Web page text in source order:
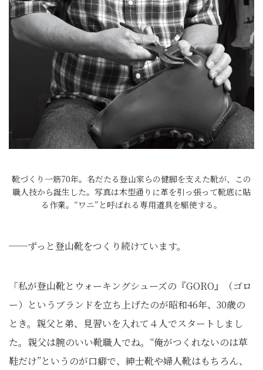
靴づくり一筋70年。名だたる登山家らの健脚を支えた靴が、この
職人技から誕生した。写真は木型通りに革を引っ張って靴底に貼
る作業。“ワニ”と呼ばれる専用道具を駆使する。
──ずっと登山靴をつくり続けています。
「私が登山靴とウォーキングシューズの『GORO』（ゴロ
ー）というブランドを立ち上げたのが昭和46年、30歳の
とき。親父と弟、見習いを入れて４人でスタートしまし
た。親父は腕のいい靴職人でね。“俺がつくれないのは草
鞋だけ”というのが口癖で、紳士靴や婦人靴はもちろん、